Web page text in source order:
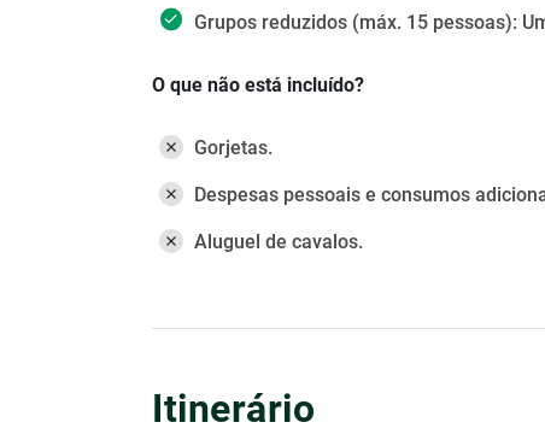
Grupos reduzidos (máx. 15 pessoas):
O que não está incluído?
Gorjetas.
Despesas pessoais e consumos
Aluguel de cavalos.
Itinerário